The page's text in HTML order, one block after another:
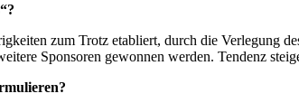
zum Trotz etabliert, durch die Verlegung
Sponsoren gewonnen werden. Tendenz